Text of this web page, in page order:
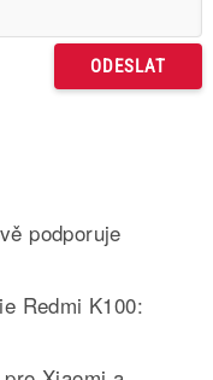
podporuje
Redmi K100: